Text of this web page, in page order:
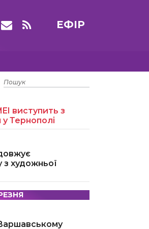
ЕФІР
виступить з
Тернополі
з художньої